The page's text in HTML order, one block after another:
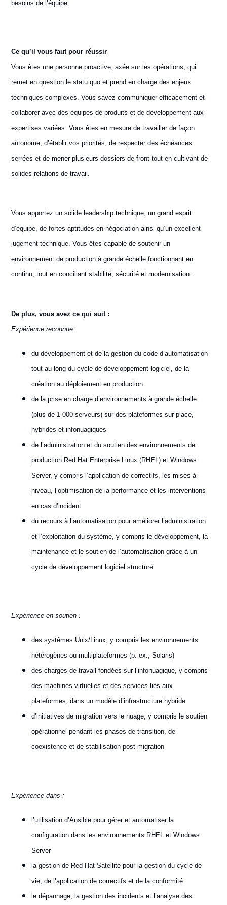
besoins de l’équipe.
Ce qu’il vous faut pour réussir
Vous êtes une personne proactive, axée sur les opérations, qui
remet en question le statu quo et prend en charge des enjeux
techniques complexes. Vous savez communiquer efficacement et
collaborer avec des équipes de produits et de développement aux
expertises variées. Vous êtes en mesure de travailler de façon
autonome, d’établir vos priorités, de respecter des échéances
serrées et de mener plusieurs dossiers de front tout en cultivant de
solides relations de travail.
Vous apportez un solide leadership technique, un grand esprit
d’équipe, de fortes aptitudes en négociation ainsi qu’un excellent
jugement technique. Vous êtes capable de soutenir un
environnement de production à grande échelle fonctionnant en
continu, tout en conciliant stabilité, sécurité et modernisation.
De plus, vous avez ce qui suit :
Expérience reconnue :
du développement et de la gestion du code d’automatisation
tout au long du cycle de développement logiciel, de la
création au déploiement en production
de la prise en charge d’environnements à grande échelle
(plus de 1 000 serveurs) sur des plateformes sur place,
hybrides et infonuagiques
de l’administration et du soutien des environnements de
production Red Hat Enterprise Linux (RHEL) et Windows
Server, y compris l’application de correctifs, les mises à
niveau, l’optimisation de la performance et les interventions
en cas d’incident
du recours à l’automatisation pour améliorer l’administration
et l’exploitation du système, y compris le développement, la
maintenance et le soutien de l’automatisation grâce à un
cycle de développement logiciel structuré
Expérience en soutien :
des systèmes Unix/Linux, y compris les environnements
hétérogènes ou multiplateformes (p. ex., Solaris)
des charges de travail fondées sur l’infonuagique, y compris
des machines virtuelles et des services liés aux
plateformes, dans un modèle d’infrastructure hybride
d’initiatives de migration vers le nuage, y compris le soutien
opérationnel pendant les phases de transition, de
coexistence et de stabilisation post-migration
Expérience dans :
l’utilisation d’Ansible pour gérer et automatiser la
configuration dans les environnements RHEL et Windows
Server
la gestion de Red Hat Satellite pour la gestion du cycle de
vie, de l’application de correctifs et de la conformité
le dépannage, la gestion des incidents et l’analyse des